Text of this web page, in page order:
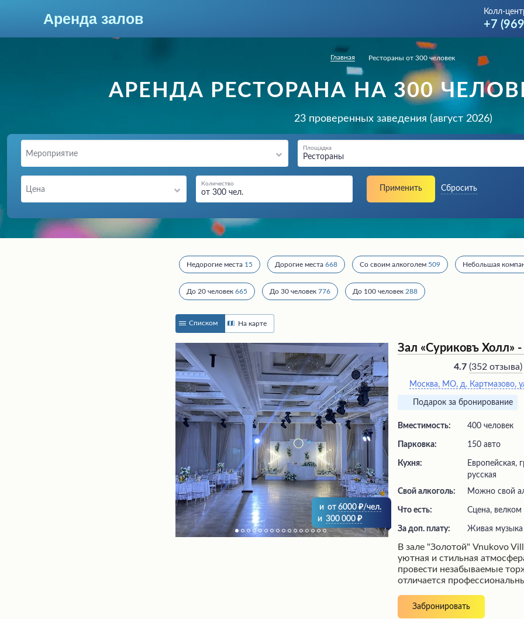
Аренда залов
Москва
+7 (969) 283-12-35
Колл-
+7
Главная Рестораны от 300 человек
АРЕНДА РЕСТОРАНА НА 300
23 проверенных заведения (август 2026)
Мероприятие Рестораны
Площадка
Цена от 300 чел.
Количество
Применить Сбросить
Недорогие места 15 Дорогие места 668 Со своим алкоголем 509 Небольшая
До 20 человек 665 До 30 человек 776 До 100 человек 288
Списком На карте
и от 6000
/чел.
и 300 000
Зал «Суриковъ Холл»
4.7 (352 отзыва)
Москва, МО, д. Картмазово,
Подарок за бронирование
Вместимость: 400 человек
Парковка: 150 авто
Кухня:
Европейская,
русская
Свой алкоголь:
Можно свой
Что есть: сцена, велком
За доп. плату: живая музыка
В зале "Золотой" Vnukovo
уютная и стильная
провести незабываемые
отличается
клиентов и создает
Посетители высоко
Забронировать